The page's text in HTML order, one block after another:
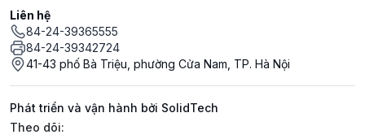
Liên hệ
84-24-39365555
84-24-39342724
41-43 phố Bà Triệu, phường Cửa Nam, TP. Hà Nội
Phát triển và vận hành bởi SolidTech
Mạng xã hội
Theo dõi: